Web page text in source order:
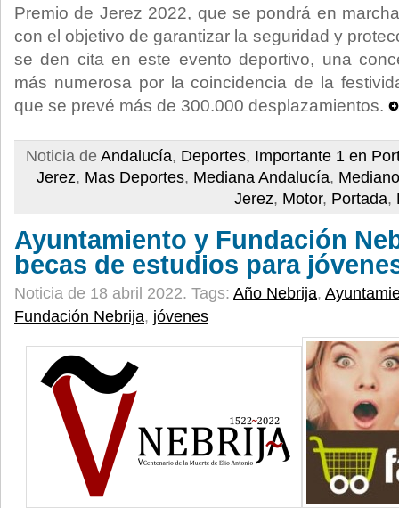
Premio de Jerez 2022, que se pondrá en
con el objetivo de garantizar la seguridad y
se den cita en este evento deportivo, una
más numerosa por la coincidencia de la
que se prevé más de 300.000 desplazamientos.
Noticia de Andalucía, Deportes, Importante 1 en
Jerez, Mas Deportes, Mediana Andalucía,
Jerez, Motor, Portada,
Ayuntamiento y Fundación
becas de estudios para
Noticia de 18 abril 2022. Tags: Año Nebrija,
Fundación Nebrija, jóvenes